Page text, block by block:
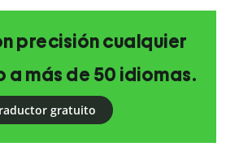
precisión cualquier
más de 50 idiomas.
gratuito